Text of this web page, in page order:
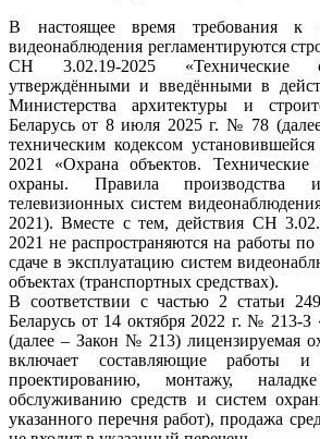
В настоящее время требования к
видеонаблюдения регламентируются
СН 3.02.19-2025 «Технические
утверждёнными и введёнными в
Министерства архитектуры и
Беларусь от 8 июля 2025 г. № 78
техническим кодексом
2021 «Охрана объектов. Технические
охраны. Правила производства
телевизионных систем
2021). Вместе с тем, действия СН
2021 не распространяются на работы по
сдаче в эксплуатацию систем
объектах (транспортных средствах).
В соответствии с частью 2 статьи
Беларусь от 14 октября 2022 г. № 213-
(далее – Закон № 213) лицензируемая
включает составляющие работы
проектированию, монтажу,
обслуживанию средств и систем
указанного перечня работ), продажа